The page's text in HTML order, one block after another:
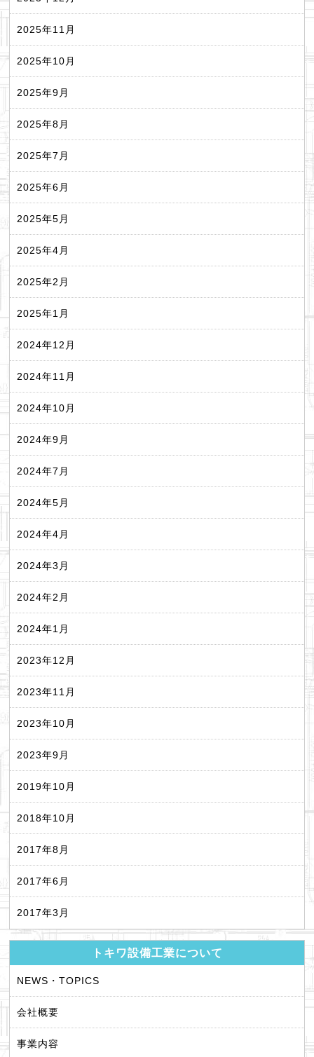
2025年11月
2025年10月
2025年9月
2025年8月
2025年7月
2025年6月
2025年5月
2025年4月
2025年2月
2025年1月
2024年12月
2024年11月
2024年10月
2024年9月
2024年7月
2024年5月
2024年4月
2024年3月
2024年2月
2024年1月
2023年12月
2023年11月
2023年10月
2023年9月
2019年10月
2018年10月
2017年8月
2017年6月
2017年3月
トキワ設備工業について
NEWS・TOPICS
会社概要
事業内容